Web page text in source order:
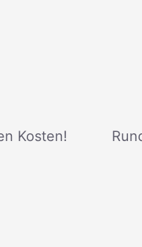
Kosten!